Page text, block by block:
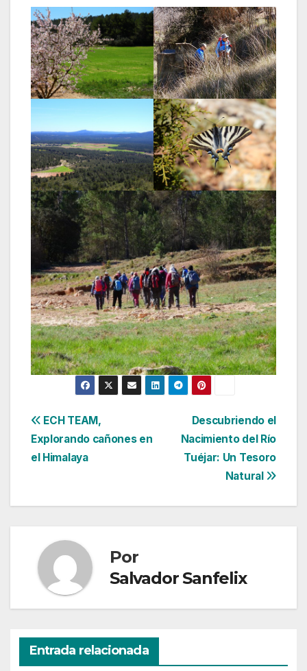
Navegación
de
Descubriendo el
Nacimiento del Río
Tuéjar: Un Tesoro
Natural
ECH TEAM,
Explorando cañones en
el Himalaya
Por
Salvador Sanfelix
Entrada relacionada